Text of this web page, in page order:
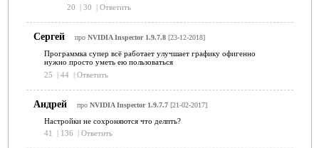
20
| 30 | Ответить
Сергей про NVIDIA Inspector 1.9.7.8[23-12-2018]
Программка супер всё работает улучшает графику офигенно
нужно просто уметь ею пользоваться
25
| 44 | Ответить
Андрей про NVIDIA Inspector 1.9.7.7[21-02-2017]
Настройки не сохроняются что делпть?
41
| 136 | Ответить